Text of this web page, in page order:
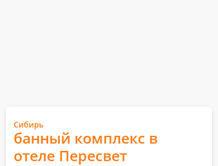
Сибирь
банный комплекс в
отеле Пересвет